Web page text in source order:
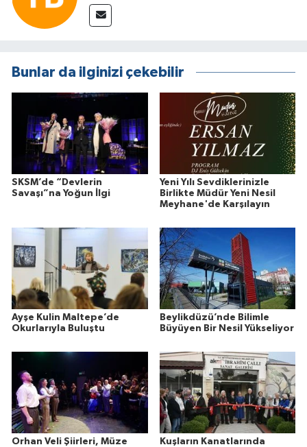
Bunlar da ilginizi çekebilir
SKSM’de “Devlerin
Savaşı”na Yoğun İlgi
Yeni Yılı Sevdiklerinizle
Birlikte Müdür Yeni Nesil
Meyhane'de Karşılayın
Ayşe Kulin Maltepe’de
Okurlarıyla Buluştu
Beylikdüzü’nde Bilimle
Büyüyen Bir Nesil Yükseliyor
Orhan Veli Şiirleri, Müze
Kuşların Kanatlarında